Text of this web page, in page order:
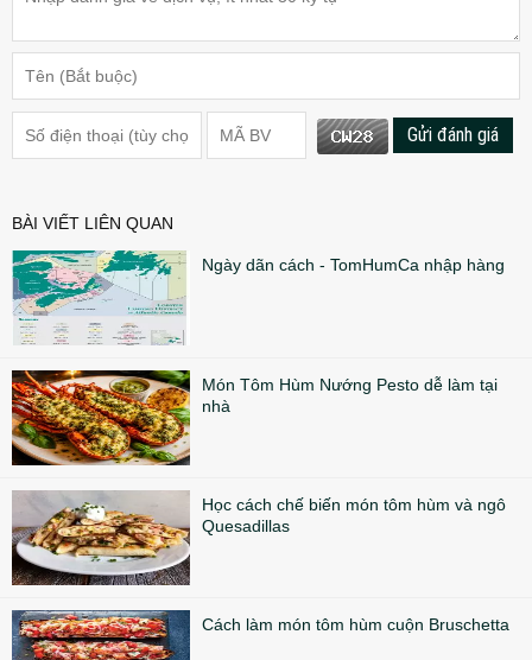
Gửi đánh giá
BÀI VIẾT LIÊN QUAN
Ngày dãn cách - TomHumCa nhập hàng
Món Tôm Hùm Nướng Pesto dễ làm tại
nhà
Học cách chế biến món tôm hùm và ngô
Quesadillas
Cách làm món tôm hùm cuộn Bruschetta